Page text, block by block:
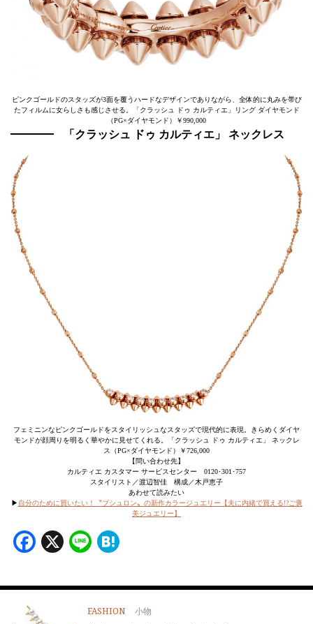
ピンクゴールドのスタッズが3面を覆うハードなデザインでありながら、全体的に丸みを帯び
たフィルムに女らしさも感じさせる。「クラッシュ ドゥ カルティエ」リング ダイヤモンド
（PG×ダイヤモンド）￥990,000
「クラッシュ ドゥ カルティエ」 ネックレス
フェミニンなピンクゴールドをスタイリッシュなスタッズで現代的に表現。きらめくダイヤ
モンドが顔周りを明るく華やかに見せてくれる。「クラッシュ ドゥ カルティエ」 ネックレ
ス（PG×ダイヤモンド）￥726,000
【問い合わせ先】
カルティエ カスタマー サービスセンター 0120･301･757
スタイリスト／渡辺智佳 構成／木戸恵子
あわせて読みたい
▶ 自分のために買いたい！〝ブシュロン〟の新作カラージュエリー【夫に内緒で買える!?ご褒
美ジュエリー】
Facebook
X Line
FASHION 小物